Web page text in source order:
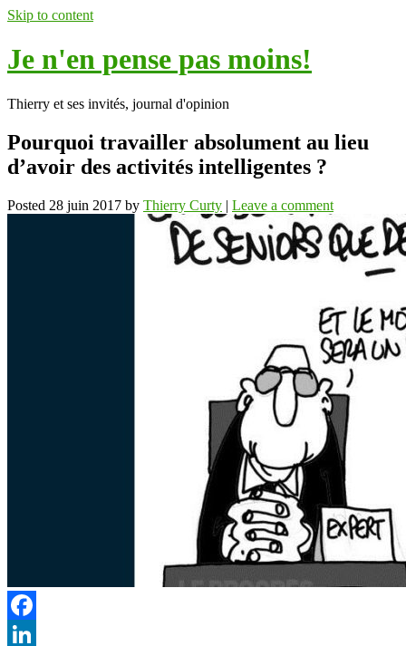
Skip to content
Je n'en pense pas moins!
Thierry et ses invités, journal d'opinion
Pourquoi travailler absolument au lieu
d’avoir des activités intelligentes ?
Posted 28 juin 2017 by Thierry Curty | Leave a comment
Facebook